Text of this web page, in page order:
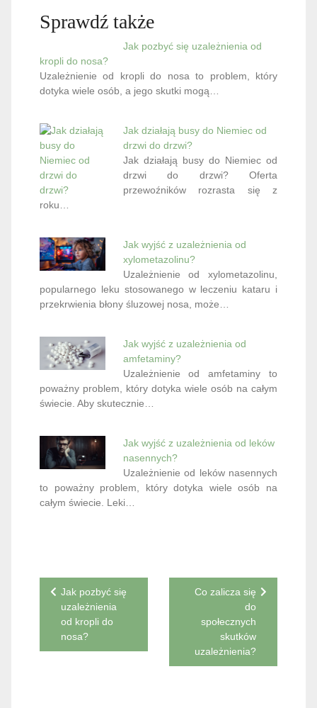
Sprawdź także
Jak pozbyć się uzależnienia od
kropli do nosa?
Uzależnienie od kropli do nosa to problem, który
dotyka wiele osób, a jego skutki mogą…
Jak działają busy do Niemiec od
drzwi do drzwi?
Jak działają busy do Niemiec od
drzwi do drzwi? Oferta
przewoźników rozrasta się z
roku…
Jak wyjść z uzależnienia od
xylometazolinu?
Uzależnienie od xylometazolinu,
popularnego leku stosowanego w leczeniu kataru i
przekrwienia błony śluzowej nosa, może…
Jak wyjść z uzależnienia od
amfetaminy?
Uzależnienie od amfetaminy to
poważny problem, który dotyka wiele osób na całym
świecie. Aby skutecznie…
Jak wyjść z uzależnienia od leków
nasennych?
Uzależnienie od leków nasennych
to poważny problem, który dotyka wiele osób na
całym świecie. Leki…
Nawigacja
wpisu
Jak pozbyć się
uzależnienia
od kropli do
nosa?
Co zalicza się
do
społecznych
skutków
uzależnienia?